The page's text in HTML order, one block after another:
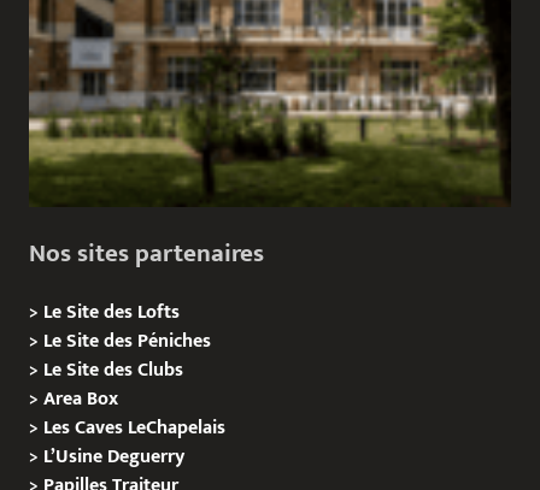
Nos sites partenaires
> Le Site des Lofts
> Le Site des Péniches
> Le Site des Clubs
>Area Box
> Les Caves LeChapelais
> L’Usine Deguerry